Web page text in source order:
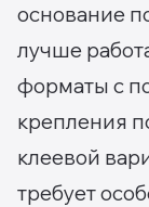
основание
лучше
форматы с
крепления
клеевой
требует